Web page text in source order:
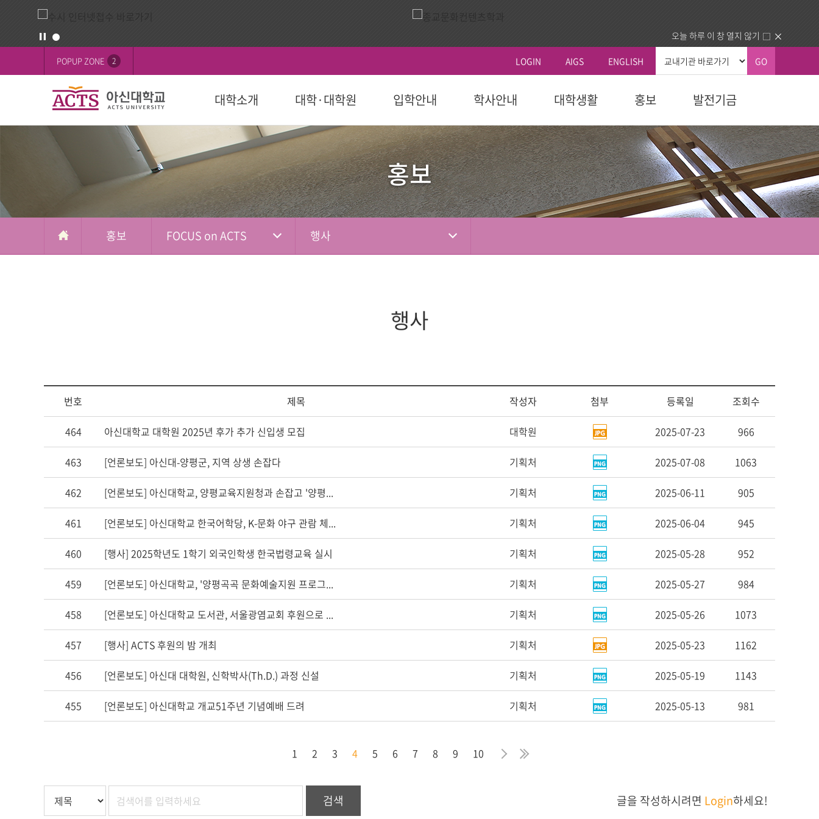
오늘 하루 이 창 열지 않기
POPUP ZONE 2 LOGIN AIGS ENGLISH GO
대학소개
교육목표
설립목적
교육이념
인재상
역사
연혁
ACTS비전
장단기발전계획
총장실
총장인사말
총장소개
주요활동
대학상징 대학기관 학교법인 대학정보
적립금 운용현황
캠퍼스안내
캠퍼스맵
전화번호안내
오시는 길
대학·대학원
대학
학과(2024학년도 이후) 학부(2023학년도 이전)
대학원
일반대학원
신학대학원
선교대학원
교육대학원
상담대학원
다문화교육복지대학원
국제교육원(AIGS)
입학안내
대학 대학원 국제교육원(AIGS) 평생교육원
학사안내
대학
학사일정
등록
수강신청
성적
복수/부전공
학적
국외 학점교류
연계전공
학부제
대학원
학사일정
학칙 및 규칙
등록 및 수강신청
휴/복학 안내
시험 및 성적 안내
장학안내
대학생활
학생활동
학생행사
학생기구
사회봉사
시설이용
식당
편의시설
체육시설
생활관
학생지원
학자금대출
장학
병무-예비군
사회봉사지원센터
커뮤니티
공지사항
동문회
건의함
분실물
사제동행
사제동행
홍보
FOCUS on ACTS
ACTS 사이버 홍보단
캠퍼스
ACTS NEWS
아신TALK
영상
홍보 영상
행사 영상
홍보 책자
대학 요람
홍보 브로셔
국내외교류
국내 교류기관
국외 교류기관
소셜미디어 선교소식 동문교회/기관 인증제
발전기금
후원 안내 후원 참여 후원 현황 후원자 예우
홍보
홍보 FOCUS on ACTS 행사
행사
번호 제목 작성자 첨부 등록일 조회수
464 아신대학교 대학원 2025년 후가 추가 신입생 모집 대학원 2025-07-23 966
463 [언론보도] 아신대-양평군, 지역 상생 손잡다 기획처 2025-07-08 1063
462 [언론보도] 아신대학교, 양평교육지원청과 손잡고 '양평... 기획처 2025-06-11 905
461 [언론보도] 아신대학교 한국어학당, K-문화 야구 관람 체... 기획처 2025-06-04 945
460 [행사] 2025학년도 1학기 외국인학생 한국법령교육 실시 기획처 2025-05-28 952
459 [언론보도] 아신대학교, '양평곡곡 문화예술지원 프로그... 기획처 2025-05-27 984
458 [언론보도] 아신대학교 도서관, 서울광염교회 후원으로 ... 기획처 2025-05-26 1073
457 [행사] ACTS 후원의 밤 개최 기획처 2025-05-23 1162
456 [언론보도] 아신대 대학원, 신학박사(Th.D.) 과정 신설 기획처 2025-05-19 1143
455 [언론보도] 아신대학교 개교51주년 기념예배 드려 기획처 2025-05-13 981
1 2 3 4 5 6 7 8 9 10 다 마
검색 글을 작성하시려면 Login하세요!